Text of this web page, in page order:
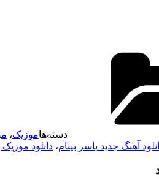
دسته‌هاموزیک،
آهنگ جدید یاسر بینام، دانلود موزیک